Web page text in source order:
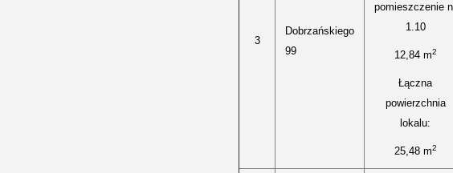
3
Dobrzańskiego
99
pomieszczenie
1.10
12,84 m2
Łączna
powierzchnia
lokalu:
25,48 m2